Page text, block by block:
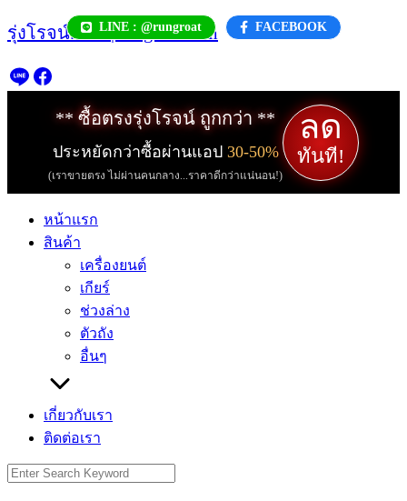
Skip
to
LINE : @rungroat FACEBOOK
รุ่งโรจน์.com | rungroat.com
** ซื้อตรงรุ่งโรจน์ ถูกกว่า **
ประหยัดกว่าซื้อผ่านแอป 30-50%
(เราขายตรง ไม่ผ่านคนกลาง...ราคาดีกว่าแน่นอน!)
ลด
ทันที!
หน้าแรก
สินค้า
เครื่องยนต์
เกียร์
ช่วงล่าง
ตัวถัง
อื่นๆ
เกี่ยวกับเรา
ติดต่อเรา
Search
for: